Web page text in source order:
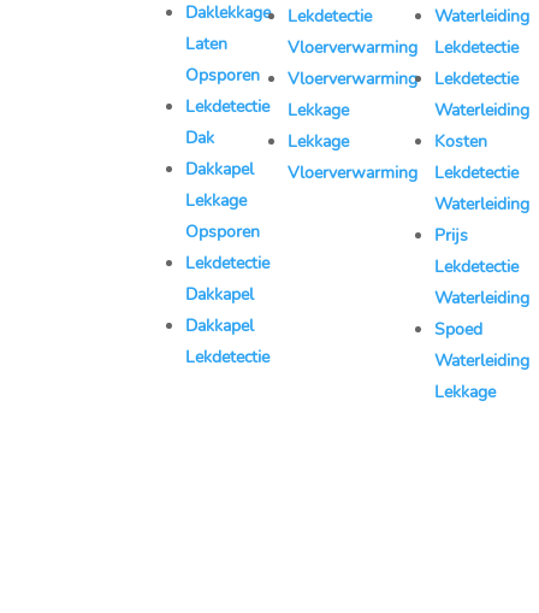
Daklekkage
Laten
Opsporen
Lekdetectie
Dak
Dakkapel
Lekkage
Opsporen
Lekdetectie
Dakkapel
Dakkapel
Lekdetectie
Lekdetectie
Vloerverwarming
Vloerverwarming
Lekkage
Lekkage
Vloerverwarming
Waterleiding
Lekdetectie
Lekdetectie
Waterleiding
Kosten
Lekdetectie
Waterleiding
Prijs
Lekdetectie
Waterleiding
Spoed
Waterleiding
Lekkage